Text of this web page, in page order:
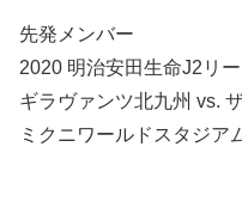
先発メンバー
2020 明治安田生命J2リ
ギラヴァンツ北九州 vs.
ミクニワールドスタジア